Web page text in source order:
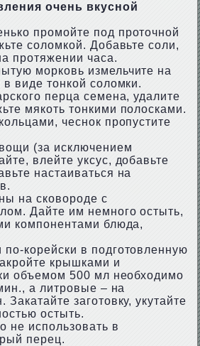
очень вкусной
промойте под проточной
соломкой. Добавьте соли,
протяжении часа.
морковь измельчите на
виде тонкой соломки.
перца семена, удалите
мякоть тонкими полосками.
чеснок пропустите
(за исключением
влейте уксус, добавьте
настаиваться на
на сковороде с
Дайте им немного остыть,
компонентами блюда,
корейски в подготовленную
крышками и
объемом 500 мл необходимо
а литровые – на
заготовку, укутайте
остыть.
не использовать в
перец.